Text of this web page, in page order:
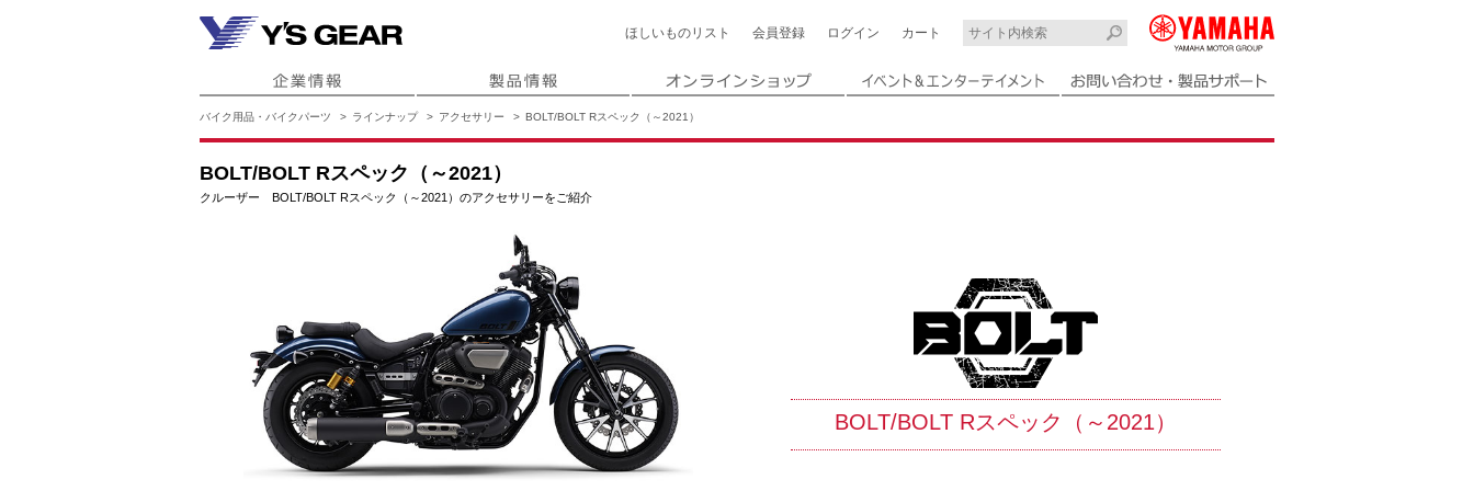
ほしいもの リスト 会員登録 ログイン カート
バイク用品・バイクパーツ ラインナップ アクセサリー BOLT/BOLT Rスペック（～2021）
BOLT/BOLT Rスペック（～2021）
クルーザー BOLT/BOLT Rスペック（～2021）のアクセサリーをご紹介
BOLT/BOLT Rスペック（～2021）